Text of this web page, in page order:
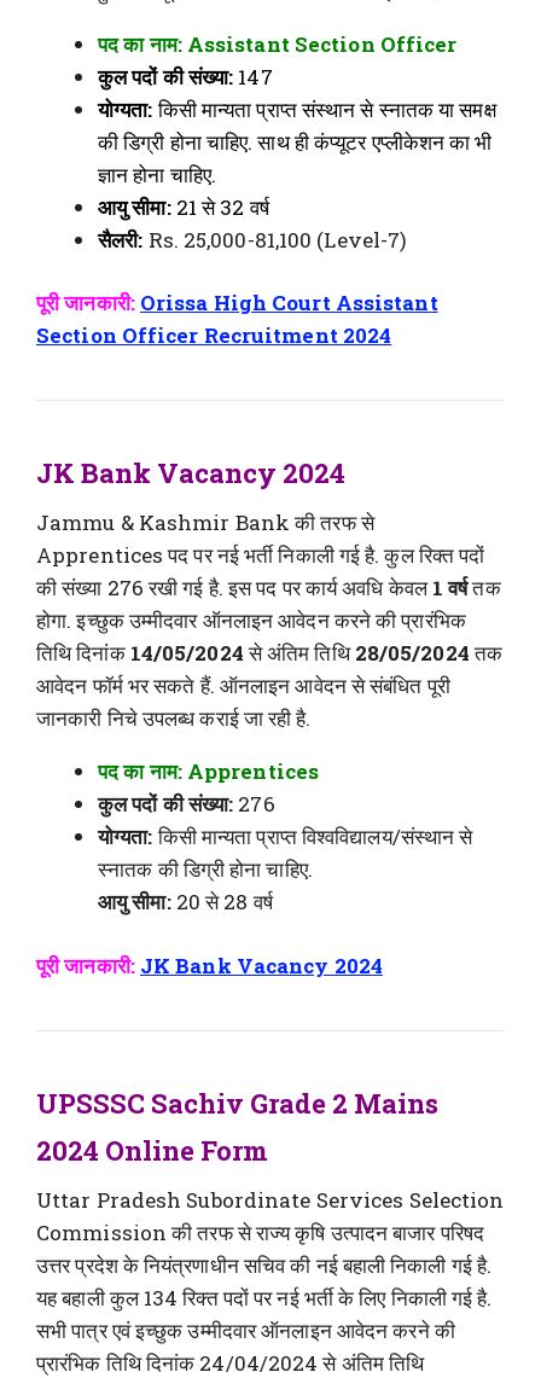
पद का नाम: Assistant Section Officer
कुल पदों की संख्या: 147
योग्यता:किसी मान्यता प्राप्त संस्थान से स्नातक या समक्ष
की डिग्री होना चाहिए. साथ ही कंप्यूटर एप्लीकेशन का भी
ज्ञान होना चाहिए.
आयु सीमा: 21 से 32 वर्ष
सैलरी: Rs. 25,000-81,100 (Level-7)
पूरी जानकारी: Orissa High Court Assistant
Section Officer Recruitment 2024
JK Bank Vacancy 2024
Jammu & Kashmir Bank की तरफ से
Apprentices पद पर नई भर्ती निकाली गई है. कुल रिक्त पदों
की संख्या 276 रखी गई है. इस पद पर कार्य अवधि केवल1 वर्षतक
होगा. इच्छुक उम्मीदवार ऑनलाइन आवेदन करने की प्रारंभिक
तिथि दिनांक 14/05/2024से अंतिम तिथि28/05/2024तक
आवेदन फॉर्म भर सकते हैं. ऑनलाइन आवेदन से संबंधित पूरी
जानकारी निचे उपलब्ध कराई जा रही है.
पद का नाम: Apprentices
कुल पदों की संख्या: 276
योग्यता:किसी मान्यता प्राप्त विश्वविद्यालय/संस्थान से
स्नातक की डिग्री होना चाहिए.
आयु सीमा: 20 से 28 वर्ष
पूरी जानकारी: JK Bank Vacancy 2024
UPSSSC Sachiv Grade 2 Mains
2024 Online Form
Uttar Pradesh Subordinate Services Selection
Commission की तरफ से राज्य कृषि उत्पादन बाजार परिषद
उत्तर प्रदेश के नियंत्रणाधीन सचिव की नई बहाली निकाली गई है.
यह बहाली कुल 134 रिक्त पदों पर नई भर्ती के लिए निकाली गई है.
सभी पात्र एवं इच्छुक उम्मीदवार ऑनलाइन आवेदन करने की
प्रारंभिक तिथि दिनांक 24/04/2024 से अंतिम तिथि